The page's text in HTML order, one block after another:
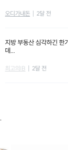
오디가내돈 2달 전
지방 부동산 심각하긴 한
데...
최고의IB 2달 전
.